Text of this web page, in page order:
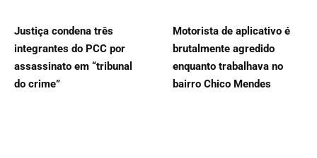
Justiça condena três
integrantes do PCC por
assassinato em “tribunal
do crime”
Motorista de aplicativo é
brutalmente agredido
enquanto trabalhava no
bairro Chico Mendes